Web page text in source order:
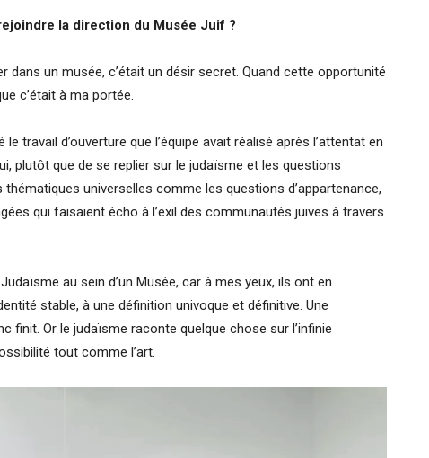
la direction du Musée Juif ?
dans un musée, c’était un désir secret. Quand cette opportunité
c’était à ma portée.
travail d’ouverture que l’équipe avait réalisé après l’attentat en
plutôt que de se replier sur le judaïsme et les questions
universelles comme les questions d’appartenance,
qui faisaient écho à l’exil des communautés juives à travers
au sein d’un Musée, car à mes yeux, ils ont en
stable, à une définition univoque et définitive. Une
finit. Or le judaïsme raconte quelque chose sur l’infinie
tout comme l’art.